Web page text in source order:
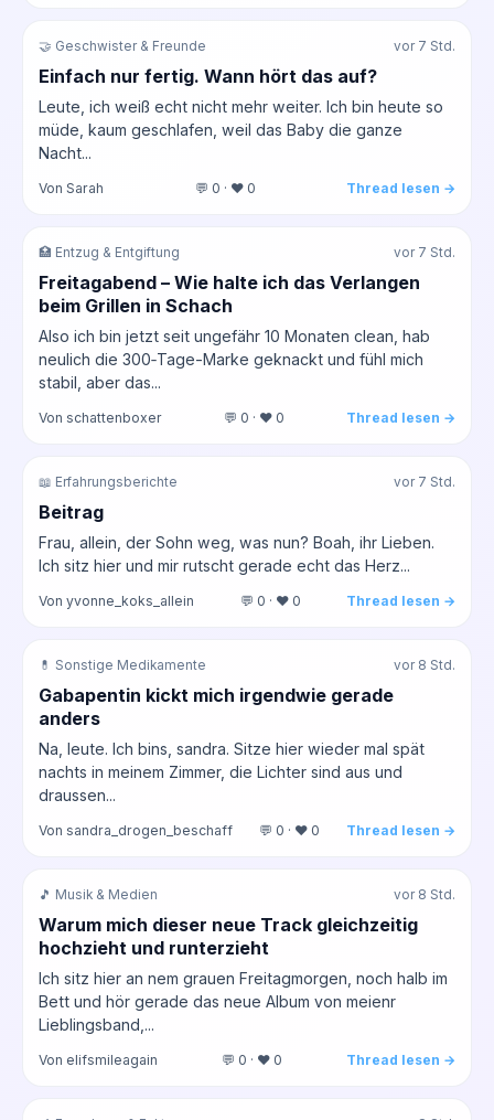
🤝 Geschwister & Freunde vor 7 Std.
Einfach nur fertig. Wann hört das auf?
Leute, ich weiß echt nicht mehr weiter. Ich bin heute so
müde, kaum geschlafen, weil das Baby die ganze
Nacht...
Von Sarah 💬 0 · ❤️ 0 Thread lesen →
🏥 Entzug & Entgiftung vor 7 Std.
Freitagabend – Wie halte ich das Verlangen
beim Grillen in Schach
Also ich bin jetzt seit ungefähr 10 Monaten clean, hab
neulich die 300‑Tage-Marke geknackt und fühl mich
stabil, aber das...
Von schattenboxer 💬 0 · ❤️ 0 Thread lesen →
📖 Erfahrungsberichte vor 7 Std.
Beitrag
Frau, allein, der Sohn weg, was nun? Boah, ihr Lieben.
Ich sitz hier und mir rutscht gerade echt das Herz...
Von yvonne_koks_allein 💬 0 · ❤️ 0 Thread lesen →
💊 Sonstige Medikamente vor 8 Std.
Gabapentin kickt mich irgendwie gerade
anders
Na, leute. Ich bins, sandra. Sitze hier wieder mal spät
nachts in meinem Zimmer, die Lichter sind aus und
draussen...
Von sandra_drogen_beschaff 💬 0 · ❤️ 0 Thread lesen →
🎵 Musik & Medien vor 8 Std.
Warum mich dieser neue Track gleichzeitig
hochzieht und runterzieht
Ich sitz hier an nem grauen Freitagmorgen, noch halb im
Bett und hör gerade das neue Album von meienr
Lieblingsband,...
Von elifsmileagain 💬 0 · ❤️ 0 Thread lesen →